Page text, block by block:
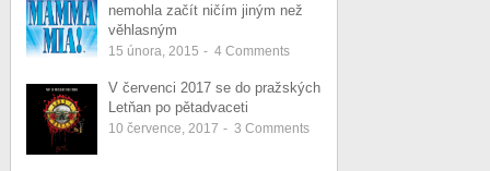
nemohla začít ničím jiným než
věhlasným
15 února, 2015 - 4Comments
V červenci 2017 se do pražských
Letňan po pětadvaceti
10 července, 2017 - 3 Comments